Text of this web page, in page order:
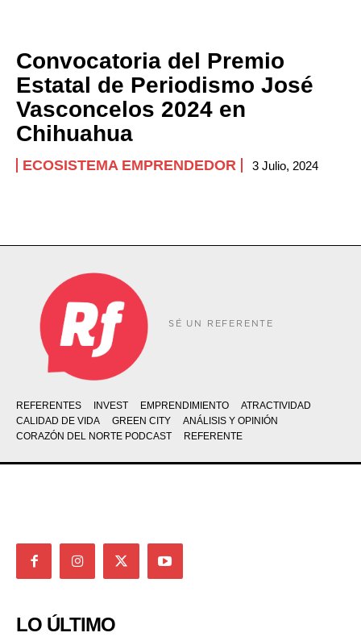
Convocatoria del Premio
Estatal de Periodismo José
Vasconcelos 2024 en
Chihuahua
ECOSISTEMA EMPRENDEDOR 3 Julio, 2024
SÉ UN REFERENTE
REFERENTES INVEST EMPRENDIMIENTO
ATRACTIVIDAD
CALIDAD DE VIDA
GREEN CITY
ANÁLISIS Y OPINIÓN
CORAZÓN DEL NORTE PODCAST
REFERENTE
LO ÚLTIMO